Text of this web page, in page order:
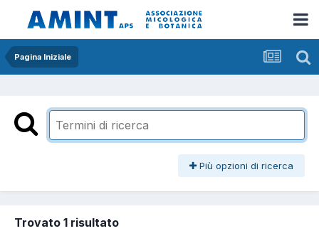
Pagina Iniziale
Più opzioni di ricerca
Trovato 1 risultato